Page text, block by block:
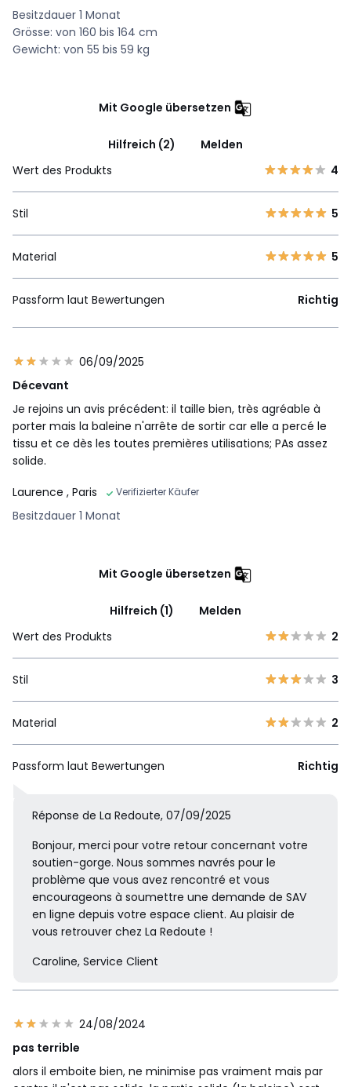
Besitzdauer 1 Monat
Grösse: von 160 bis 164 cm
Gewicht: von 55 bis 59 kg
Mit Google übersetzen
Hilfreich (2)
Melden
Wert des Produkts
4
Stil 5
Material 5
Passform laut Bewertungen Richtig
06/09/2025
Décevant
Je rejoins un avis précédent: il taille bien, très agréable à
porter mais la baleine n'arrête de sortir car elle a percé le
tissu et ce dès les toutes premières utilisations; PAs assez
solide.
Laurence , Paris Verifizierter Käufer
Besitzdauer 1 Monat
Mit Google übersetzen
Hilfreich (1)
Melden
Wert des Produkts
2
Stil 3
Material 2
Passform laut Bewertungen Richtig
Réponse de La Redoute, 07/09/2025
Bonjour, merci pour votre retour concernant votre
soutien-gorge. Nous sommes navrés pour le
problème que vous avez rencontré et vous
encourageons à soumettre une demande de SAV
en ligne depuis votre espace client. Au plaisir de
vous retrouver chez La Redoute !
Caroline, Service Client
24/08/2024
pas terrible
alors il emboite bien, ne minimise pas vraiment mais par